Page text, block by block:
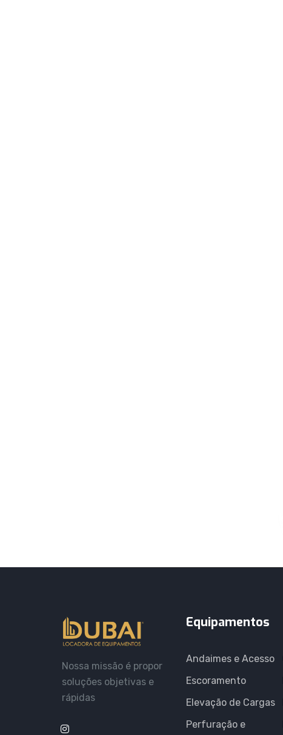
Nossa missão é propor
soluções objetivas e
rápidas
Equipamentos
Andaimes e Acesso
Escoramento
Elevação de Cargas
Perfuração e